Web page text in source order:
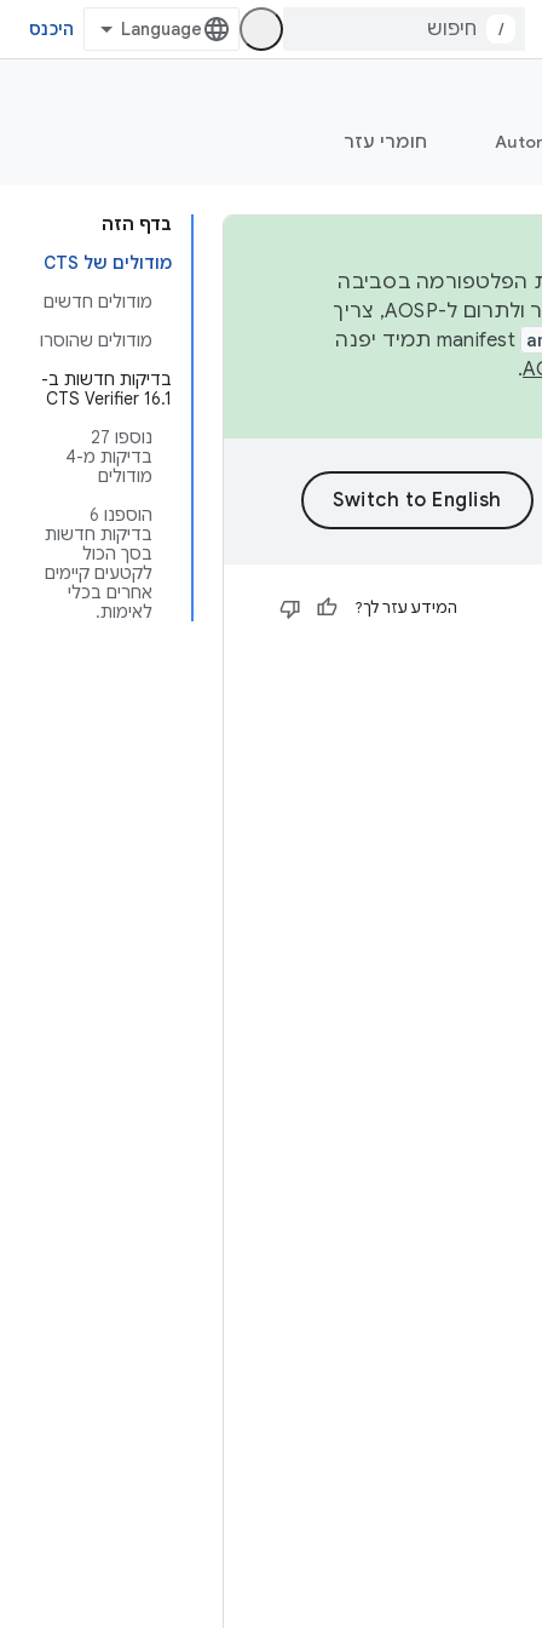
/ היכנס
חומרי עזר
בדף הזה
מודולים של CTS
מודולים חדשים
מודולים שהוסרו
בדיקות חדשות ב-
CTS Verifier 16.1
נוספו 27
בדיקות מ-4
מודולים
הוספנו 6
בדיקות חדשות
בסך הכול
לקטעים קיימים
אחרים בכלי
לאימות.
הפלטפורמה בסביבה
העסקית, נפרסם קוד מקור ב-AOSP ברבעון השני וברבעון הרביעי. כדי ליצור ולתרום ל-AOSP, צריך
manifest תמיד יפנה
.
המידע עזר לך?